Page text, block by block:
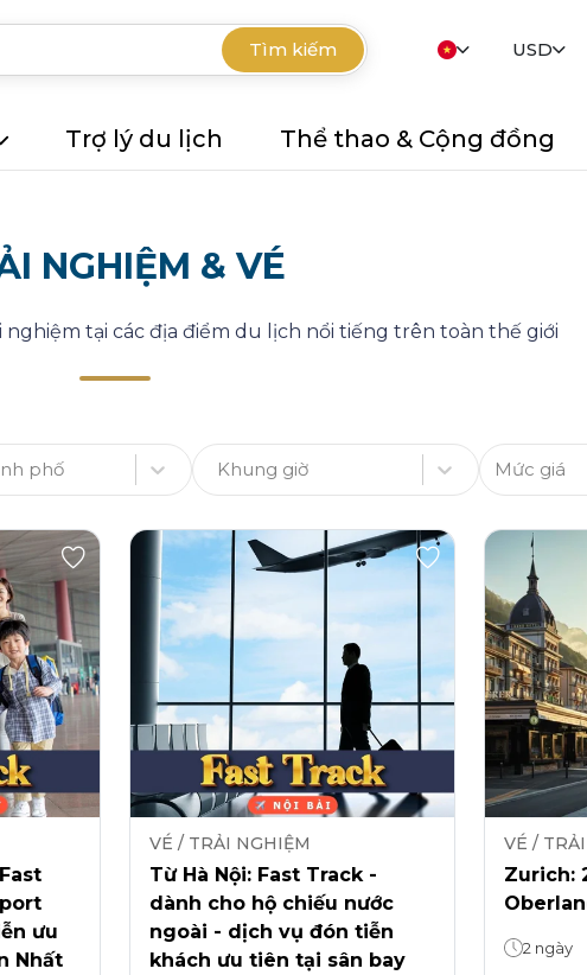
Tìm kiếm USD
Trợ lý du lịch Thể thao & Cộng đồng
NGHIỆM & VÉ
tại các địa điểm du lịch nổi tiếng trên toàn thế giới
phố Khung giờ Mức giá
ưu
Nhất
VÉ / TRẢI NGHIỆM
Từ Hà Nội: Fast Track -
dành cho hộ chiếu nước
ngoài - dịch vụ đón tiễn
khách ưu tiên tại sân bay
VÉ /
Zurich:
2 ngày